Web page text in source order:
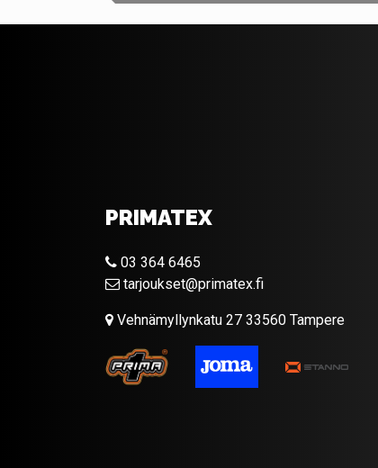
PRIMATEX
03 364 6465
tarjoukset@primatex.fi
Vehnämyllynkatu 27 33560 Tampere